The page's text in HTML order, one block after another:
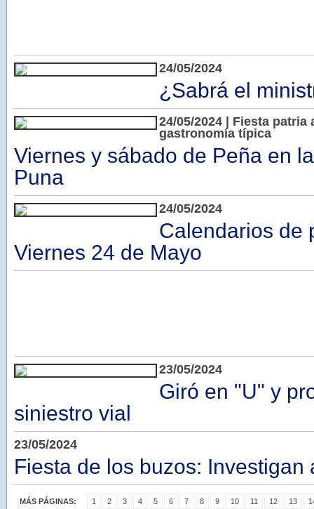
24/05/2024
¿Sabrá el
24/05/2024 | Fiesta
gastronomía típica
Viernes y sábado de Peña en
Puna
24/05/2024
Calendarios de
Viernes 24 de Mayo
23/05/2024
Giró en "U" y
siniestro vial
23/05/2024
Fiesta de los buzos: Investigan
MÁS PÁGINAS: 1 2 3 4 5 6 7 8 9 10 11 12 13